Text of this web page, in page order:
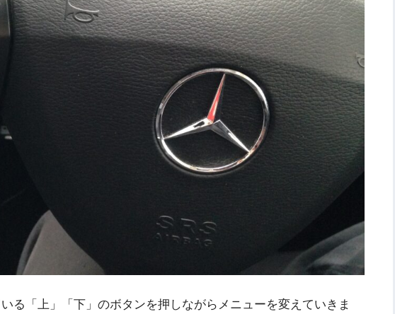
る「上」「下」のボタンを押しながらメニューを変えていきま